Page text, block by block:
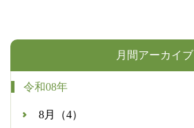
月間アーカイブ
令和08年
8月（4）